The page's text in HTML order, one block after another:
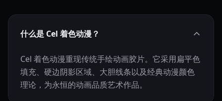
什么是 Cel 着色动漫？
Cel 着色动漫重现传统手绘动画胶片。它采用扁平色
填充、硬边阴影区域、大胆线条以及经典动漫颜色
理论，为永恒的动画品质艺术作品。